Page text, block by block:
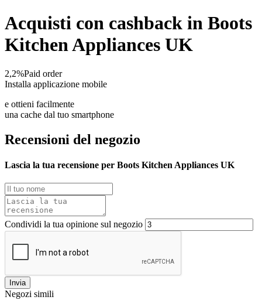
Acquisti con cashback in Boots
Kitchen Appliances UK
2,2%Paid order
Installa applicazione mobile
e ottieni facilmente
una cache dal tuo smartphone
Recensioni del negozio
Lascia la tua recensione per Boots Kitchen Appliances UK
Condividi la tua opinione sul negozio
Invia
Negozi simili